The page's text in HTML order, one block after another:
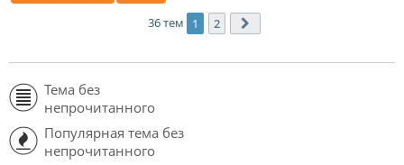
36 тем 1 2
Тема без
непрочитанного
Популярная тема без
непрочитанного